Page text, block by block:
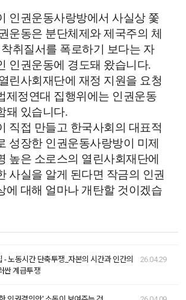
인권운동사랑방에서 사실상 쫓
운동은 분단체제와 제국주의 체
취질서를 폭로하기 보다는 자
인권운동에 경도돼 왔습니다.
린사회재단에 재정 지원을 요청
제정연대 집행위에는 인권운동
돼 있습니다.
직접 만들고 한국사회의 대표적
성장한 인권운동사랑방이 미제
높은 소로스의 열린사회재단에
사실을 알게 된다면 작금의 인권
에 대해 얼마나 개탄할 것이겠습
- 노동시간 단축투쟁_자본의 시간과 인간의
싼 계급투쟁
26.04.29